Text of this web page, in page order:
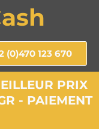
(0)470 123 670
PRIX
- PAIEMENT